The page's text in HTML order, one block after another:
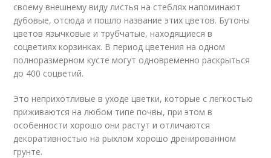
своему внешнему виду листья на стеблях напоминают
дубовые, отсюда и пошло название этих цветов. Бутоны
цветов язычковые и трубчатые, находящиеся в
соцветиях корзинках. В период цветения на одном
полноразмерном кусте могут одновременно раскрыться
до 400 соцветий.
Это неприхотливые в уходе цветки, которые с легкостью
приживаются на любом типе почвы, при этом в
особенности хорошо они растут и отличаются
декоративностью на рыхлом хорошо дренированном
грунте.